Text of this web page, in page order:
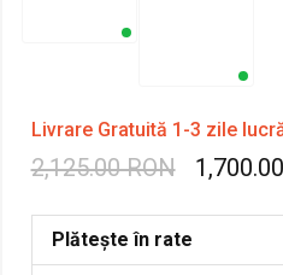
Livrare Gratuită 1-3 zile
2,125.00 RON
Plătește în rate